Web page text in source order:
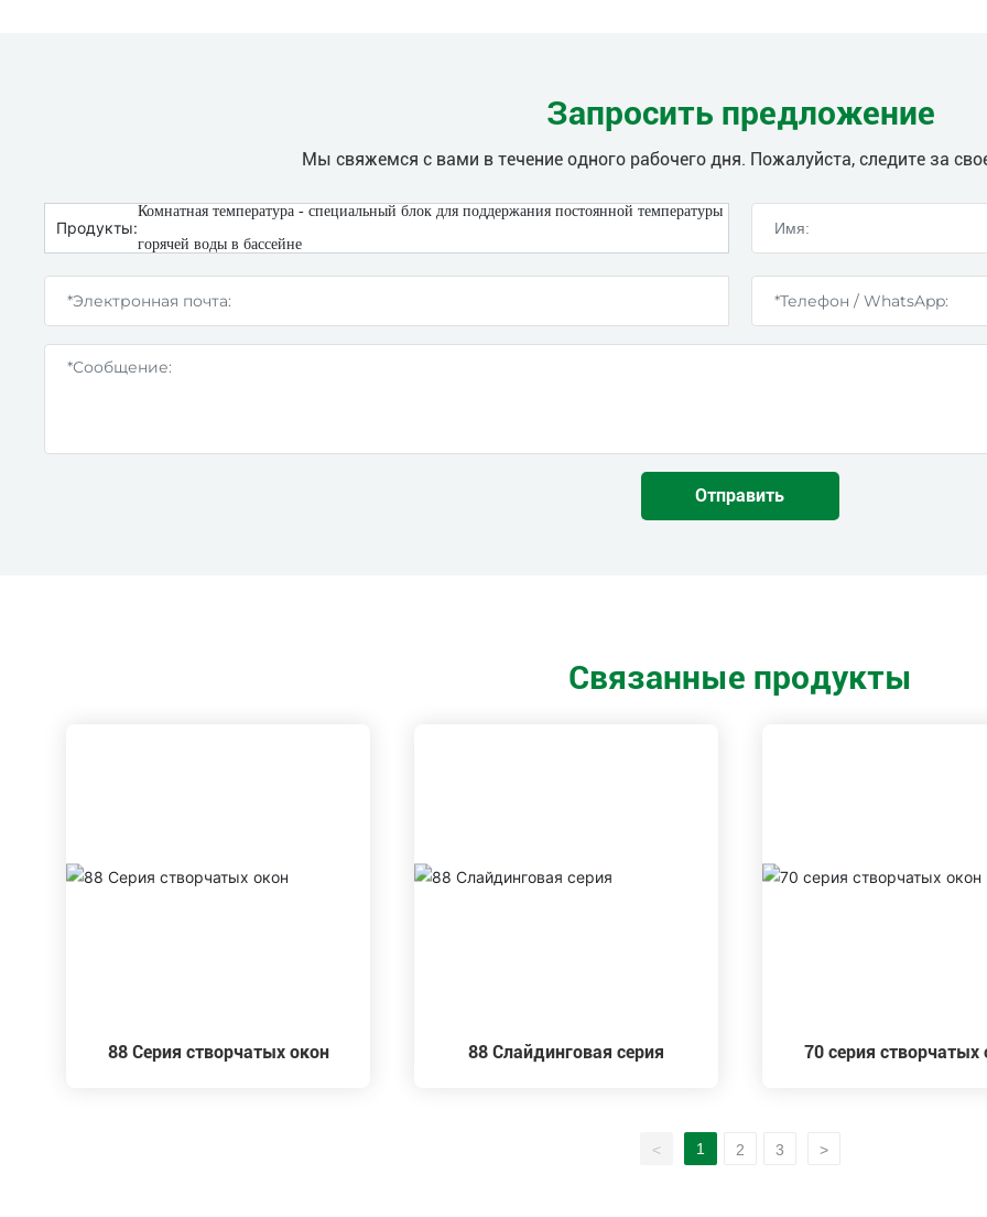
Запросить предложение
Мы свяжемся с вами в течение одного рабочего дня. Пожалуйста, следите за
Продукты:
Комнатная температура - специальный блок для поддержания постоянной температуры
горячей воды в бассейне
Отправить
Связанные продукты
88 Серия створчатых окон 88 Слайдинговая серия 70 серия створчатых
< 1 2 3 >